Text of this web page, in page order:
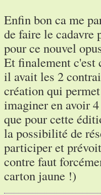
Enfin bon ca me
de faire le cadavre
pour ce nouvel
Et finalement c'est
il avait les 2
création qui
imaginer en avoir
que pour cette
la possibilité de
participer et
contre faut
carton jaune !)